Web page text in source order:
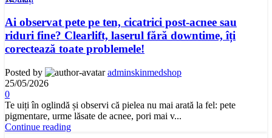
Ai observat pete pe ten, cicatrici post-acnee sau
riduri fine? Clearlift, laserul fără downtime, îți
corectează toate problemele!
Posted by
adminskinmedshop
25/05/2026
0
Te uiți în oglindă și observi că pielea nu mai arată la fel: pete
pigmentare, urme lăsate de acnee, pori mai v...
Continue reading